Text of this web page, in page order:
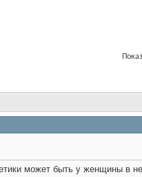
может быть у женщины в